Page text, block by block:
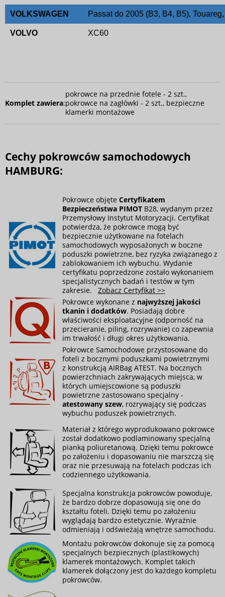
VOLKSWAGEN Passat do 2005 (B3, B4, B5),
VOLVO XC60
Komplet zawiera:
pokrowce na przednie fotele - 2 szt.,
pokrowce na zagłówki - 2 szt., bezpieczne
klamerki montażowe
Cechy pokrowców samochodowych
HAMBURG:
Pokrowce objęte Certyfikatem
Bezpieczeństwa PIMOT B28, wydanym przez
Przemysłowy Instytut Motoryzacji. Certyfikat
potwierdza, że pokrowce mogą być
bezpiecznie użytkowane na fotelach
samochodowych wyposażonych w boczne
poduszki powietrzne, bez ryzyka związanego z
zablokowaniem ich wybuchu. Wydanie
certyfikatu poprzedzone zostało wykonaniem
specjalistycznych badań i testów w tym
zakresie. Zobacz Certyfikat >>
Pokrowce wykonane z najwyższej jakości
tkanin i dodatków. Posiadają dobre
właściwości eksploatacyjne (odporność na
przecieranie, piling, rozrywanie) co zapewnia
im trwałość i długi okres użytkowania.
Pokrowce Samochodowe przystosowane do
foteli z bocznymi poduszkami powietrznymi
z konstrukcją AIRBag ATEST. Na bocznych
powierzchniach zakrywających miejsca, w
których umiejscowione są poduszki
powietrzne zastosowano specjalny -
atestowany szew, rozrywający się podczas
wybuchu poduszek powietrznych.
Materiał z którego wyprodukowano pokrowce
został dodatkowo podlaminowany specjalną
pianką poliuretanową. Dzięki temu pokrowce
po założeniu i dopasowaniu nie marszczą się
oraz nie przesuwają na fotelach podczas ich
codziennego użytkowania.
Specjalna konstrukcja pokrowców powoduje,
że bardzo dobrze dopasowują się one do
kształtu foteli. Dzięki temu po założeniu
wyglądają bardzo estetycznie. Wyraźnie
odmieniają i odświeżają wnętrze samochodu.
Montażu pokrowców dokonuje się za pomocą
specjalnych bezpiecznych (plastikowych)
klamerek montażowych. Komplet takich
klamerek dołączony jest do każdego kompletu
pokrowców.